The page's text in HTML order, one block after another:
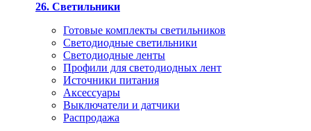
26. Светильники
Готовые комплекты светильников
Светодиодные светильники
Светодиодные ленты
Профили для светодиодных лент
Источники питания
Аксессуары
Выключатели и датчики
Распродажа